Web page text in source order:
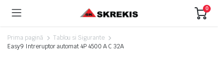
0
Prima pagină
Tablou si Sigurante
Easy9 Intreruptor automat 4P 4500 A C 32A